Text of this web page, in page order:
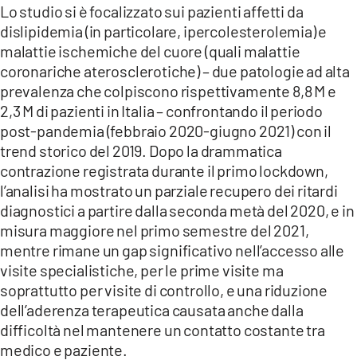
Lo studio si è focalizzato sui pazienti affetti da
dislipidemia (in particolare, ipercolesterolemia) e
malattie ischemiche del cuore (quali malattie
coronariche aterosclerotiche) – due patologie ad alta
prevalenza che colpiscono rispettivamente 8,8 M e
2,3 M di pazienti in Italia – confrontando il periodo
post-pandemia (febbraio 2020-giugno 2021) con il
trend storico del 2019. Dopo la drammatica
contrazione registrata durante il primo lockdown,
l’analisi ha mostrato un parziale recupero dei ritardi
diagnostici a partire dalla seconda metà del 2020, e in
misura maggiore nel primo semestre del 2021,
mentre rimane un gap significativo nell’accesso alle
visite specialistiche, per le prime visite ma
soprattutto per visite di controllo, e una riduzione
dell’aderenza terapeutica causata anche dalla
difficoltà nel mantenere un contatto costante tra
medico e paziente.